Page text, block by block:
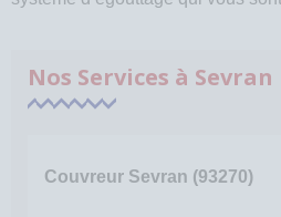
Nos Services à Sevran
Couvreur Sevran (93270)